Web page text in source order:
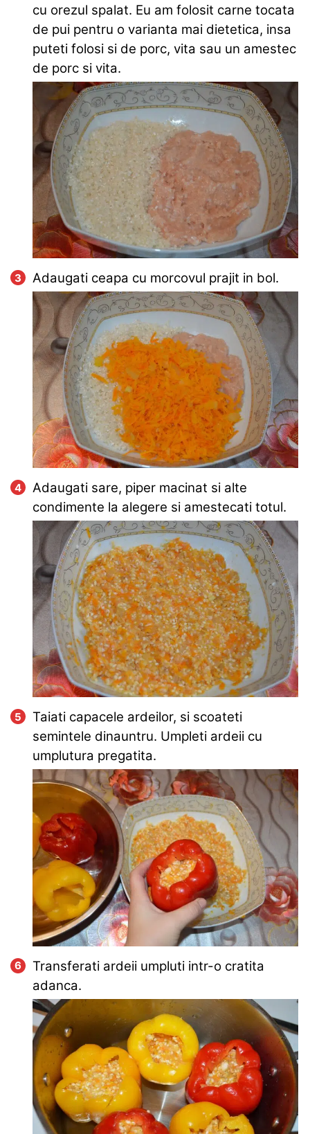
cu orezul spalat. Eu am folosit carne tocata
de pui pentru o varianta mai dietetica, insa
puteti folosi si de porc, vita sau un amestec
de porc si vita.
Adaugati ceapa cu morcovul prajit in bol.
Adaugati sare, piper macinat si alte
condimente la alegere si amestecati totul.
Taiati capacele ardeilor, si scoateti
semintele dinauntru. Umpleti ardeii cu
umplutura pregatita.
Transferati ardeii umpluti intr-o cratita
adanca.